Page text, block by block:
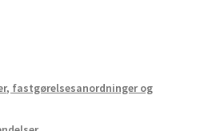
fastgørelsesanordninger og